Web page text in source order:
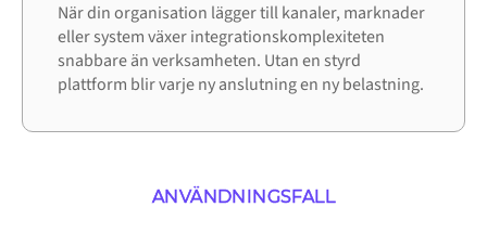
När din organisation lägger till kanaler, marknader
eller system växer integrationskomplexiteten
snabbare än verksamheten. Utan en styrd
plattform blir varje ny anslutning en ny belastning.
ANVÄNDNINGSFALL